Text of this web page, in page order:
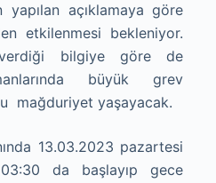
yapılan açıklamaya göre
etkilenmesi bekleniyor.
bilgiye göre de
büyük grev
mağduriyet yaşayacak.
13.03.2023 pazartesi
da başlayıp gece